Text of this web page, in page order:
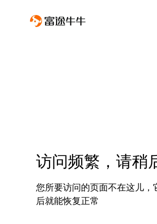
访问频繁，请稍
您所要访问的页面不在这儿
后就能恢复正常